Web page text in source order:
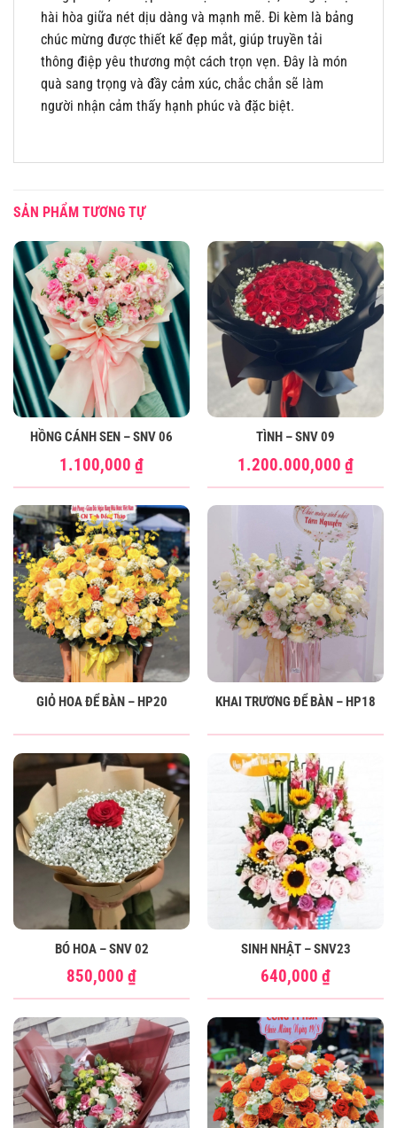
hài hòa giữa nét dịu dàng và mạnh mẽ. Đi kèm là bảng
chúc mừng được thiết kế đẹp mắt, giúp truyền tải
thông điệp yêu thương một cách trọn vẹn. Đây là món
quà sang trọng và đầy cảm xúc, chắc chắn sẽ làm
người nhận cảm thấy hạnh phúc và đặc biệt.
SẢN PHẨM TƯƠNG TỰ
HỒNG CÁNH SEN – SNV 06
1.100,000 ₫
TÌNH – SNV 09
1.200.000,000 ₫
GIỎ HOA ĐỂ BÀN – HP20 KHAI TRƯƠNG ĐỂ BÀN – HP18
BÓ HOA – SNV 02
850,000 ₫
SINH NHẬT – SNV23
640,000 ₫